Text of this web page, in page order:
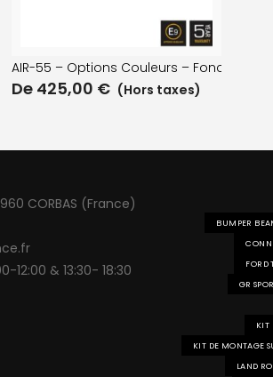
AIR-55 – Options Couleurs – Fonction
De 425,00 € (Hors taxes)
CORBAS (France)
12:00 & 13:30- 18:30
BUMPER
FORD
GR
KIT
KIT DE MONTAGE
LAND